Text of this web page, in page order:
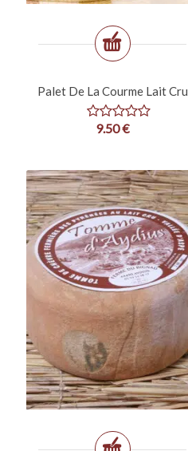
Palet De La Courme Lait Cru
9.50€